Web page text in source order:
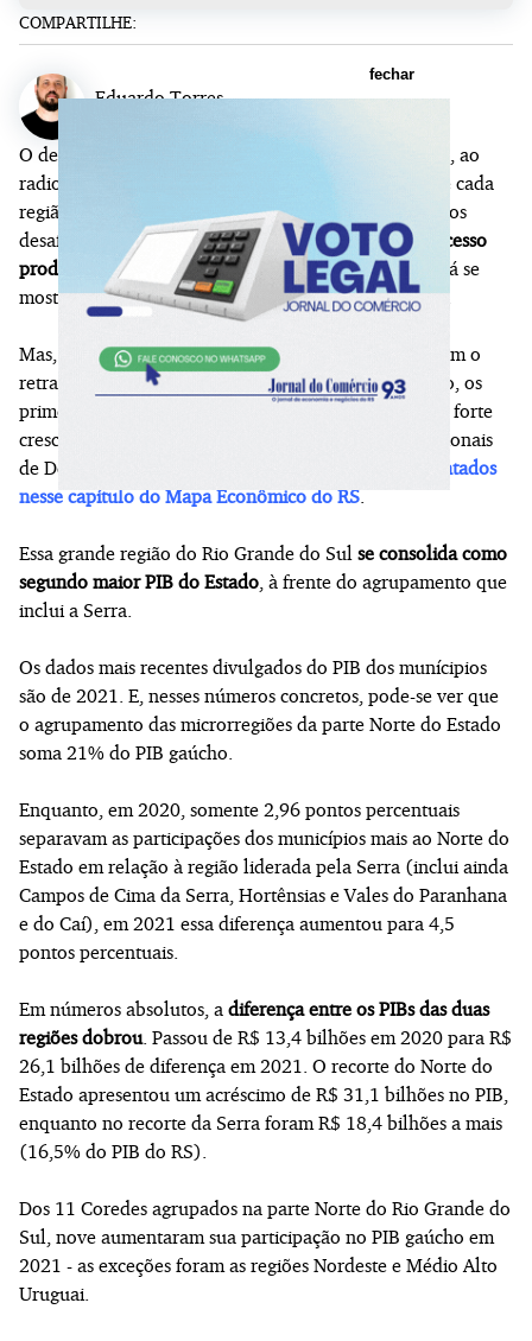
COMPARTILHE:
Eduardo Torres
O desafio do
, ao
radiografar a atividade e os números da economia de cada
região do Estado, é apontar para as oportunidades e os
desafios futuros, e retratar como cada agente do processo
produtivo gaúcho se adapta aos novos cenáriosque já se
mostram diretamente relacionados à economia local.
Mas, além das tendências, há indicadores que mostram o
retrato de um determinado momento. Nesse contexto, os
primeiros anos da década de 2020 apontam para um forte
crescimento na área dos 11 Coredes (Conselhos Regionais
de Desenvolvimento) da
parte Norte do Estado, retratados
nesse capítulo do Mapa Econômico do RS
Essa grande região do Rio Grande do Sul se consolida como
segundo maior PIB do Estado , à frente do agrupamento que
inclui a Serra.
Os dados mais recentes divulgados do PIB dos munícipios
são de 2021. E, nesses números concretos, pode-se ver que
o agrupamento das microrregiões da parte Norte do Estado
soma 21% do PIB gaúcho.
Enquanto, em 2020, somente 2,96 pontos percentuais
separavam as participações dos municípios mais ao Norte do
Estado em relação à região liderada pela Serra (inclui ainda
Campos de Cima da Serra, Hortênsias e Vales do Paranhana
e do Caí), em 2021 essa diferença aumentou para 4,5
pontos percentuais.
Em números absolutos, a diferença entre os PIBs das duas
regiões dobrou. Passou de R$ 13,4 bilhões em 2020 para R$
26,1 bilhões de diferença em 2021. O recorte do Norte do
Estado apresentou um acréscimo de R$ 31,1 bilhões no PIB,
enquanto no recorte da Serra foram R$ 18,4 bilhões a mais
(16,5% do PIB do RS).
Dos 11 Coredes agrupados na parte Norte do Rio Grande do
Sul, nove aumentaram sua participação no PIB gaúcho em
2021 - as exceções foram as regiões Nordeste e Médio Alto
Uruguai.
fechar